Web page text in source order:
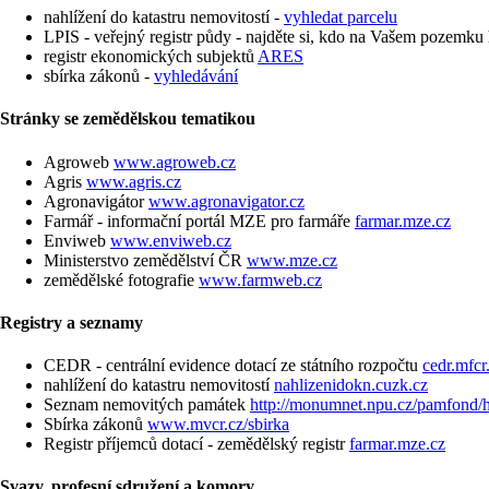
nahlížení do katastru nemovitostí - vyhledat parcelu
LPIS - veřejný registr půdy - najděte si, kdo na Vašem pozemku
registr ekonomických subjektů ARES
sbírka zákonů - vyhledávání
Stránky se zemědělskou tematikou
Agroweb www.agroweb.cz
Agris www.agris.cz
Agronavigátorwww.agronavigator.cz
Farmář - informační portál MZE pro farmáře farmar.mze.cz
Enviweb www.enviweb.cz
Ministerstvo zemědělství ČR www.mze.cz
zemědělské fotografie www.farmweb.cz
Registry a seznamy
CEDR - centrální evidence dotací ze státního rozpočtu
nahlížení do katastru nemovitostínahlizenidokn.cuzk.cz
Seznam nemovitých památek http://monumnet.npu.cz/pamfond/
Sbírka zákonů www.mvcr.cz/sbirka
Registr příjemců dotací - zemědělský registrfarmar.mze.cz